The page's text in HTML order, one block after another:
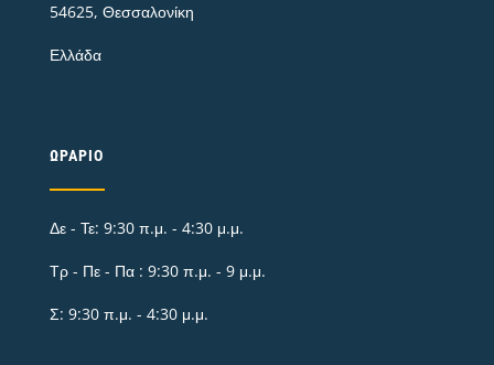
54625, Θεσσαλονίκη
Ελλάδα
ΩΡΆΡΙΟ
Δε - Τε: 9:30 π.μ. - 4:30 μ.μ.
Τρ - Πε - Πα : 9:30 π.μ. - 9 μ.μ.
Σ: 9:30 π.μ. - 4:30 μ.μ.